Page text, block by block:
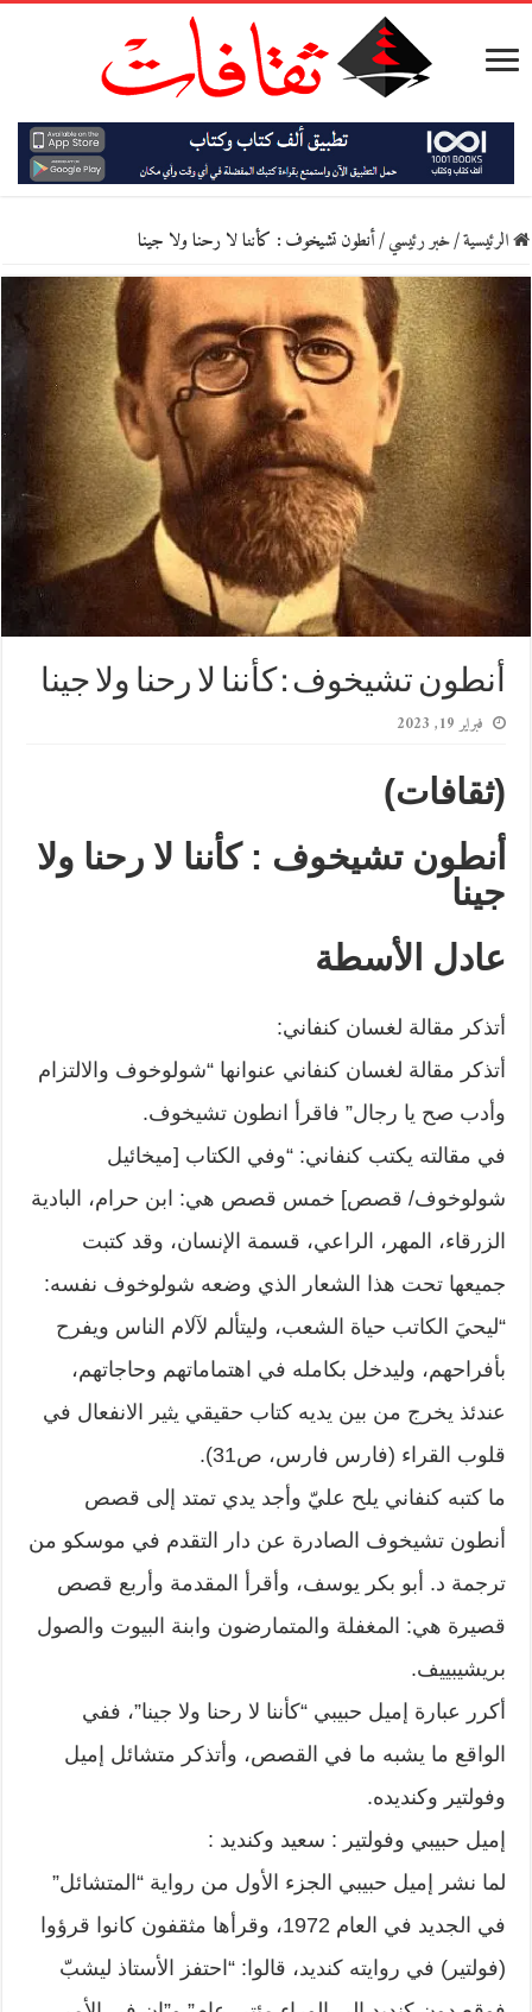
الرئيسية/خبر رئيسي/أنطون تشيخوف : كأننا لا رحنا ولا جينا
أنطون تشيخوف : كأننا لا رحنا ولا جينا
فبراير 19, 2023
(ثقافات)
أنطون تشيخوف : كأننا لا رحنا ولا
جينا
عادل الأسطة
أتذكر مقالة لغسان كنفاني:
أتذكر مقالة لغسان كنفاني عنوانها “شولوخوف والالتزام
وأدب صح يا رجال” فاقرأ انطون تشيخوف.
في مقالته يكتب كنفاني: “وفي الكتاب [ميخائيل
شولوخوف/ قصص] خمس قصص هي: ابن حرام، البادية
الزرقاء، المهر، الراعي، قسمة الإنسان، وقد كتبت
جميعها تحت هذا الشعار الذي وضعه شولوخوف نفسه:
“ليحيَ الكاتب حياة الشعب، وليتألم لآلام الناس ويفرح
بأفراحهم، وليدخل بكامله في اهتماماتهم وحاجاتهم،
عندئذ يخرج من بين يديه كتاب حقيقي يثير الانفعال في
قلوب القراء (فارس فارس، ص31).
ما كتبه كنفاني يلح عليّ وأجد يدي تمتد إلى قصص
أنطون تشيخوف الصادرة عن دار التقدم في موسكو من
ترجمة د. أبو بكر يوسف، وأقرأ المقدمة وأربع قصص
قصيرة هي: المغفلة والمتمارضون وابنة البيوت والصول
بريشيبييف.
أكرر عبارة إميل حبيبي “كأننا لا رحنا ولا جينا”، ففي
الواقع ما يشبه ما في القصص، وأتذكر متشائل إميل
وفولتير وكنديده.
إميل حبيبي وفولتير : سعيد وكنديد :
لما نشر إميل حبيبي الجزء الأول من رواية “المتشائل”
في الجديد في العام 1972، وقرأها مثقفون كانوا قرؤوا
(فولتير) في روايته كنديد، قالوا: “احتفز الأستاذ ليشبّ